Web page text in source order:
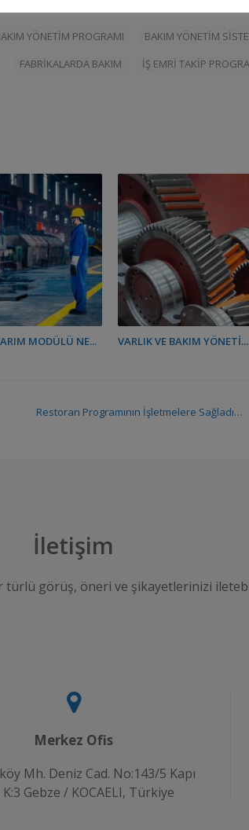
YÖNETIM PROGRAMI
BAKIM YÖNETIM
FABRIKALARDA BAKIM
IŞ EMRI TAKIP
MODÜLÜ NE... VARLIK VE BAKIM YÖNETI...
Restoran Programının İşletmelere Sağladığı Avantajlar
İletişim
türlü görüş, öneri ve şikayetlerinizi
Merkez Ofis
Mh. Deniz Cad. No:143/5 Kapı
K:3 Gebze / KOCAELI, Türkiye